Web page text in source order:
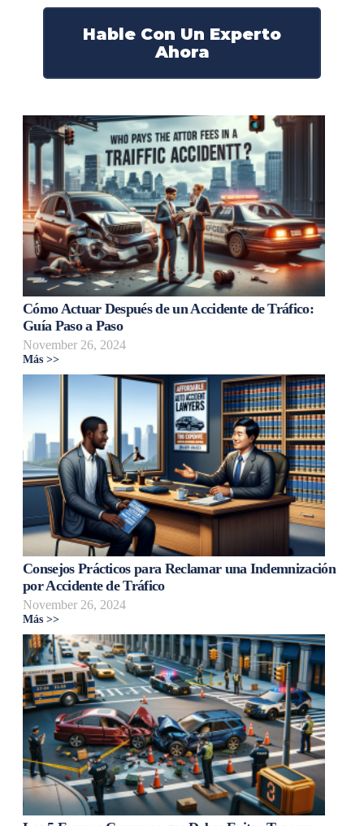
Hable Con Un Experto
Ahora
Cómo Actuar Después de un Accidente de Tráfico:
Guía Paso a Paso
November 26, 2024
Más >>
Consejos Prácticos para Reclamar una Indemnización
por Accidente de Tráfico
November 26, 2024
Más >>